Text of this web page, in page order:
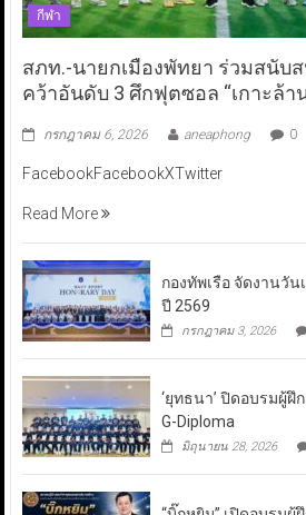
กีฬา
สภท.-นายกเมืองพัทยา ร่วมสนับ
คว้าอันดับ 3 ศึกฟุตซอล “เกาะล้า
กรกฎาคม 6, 2026 aneaphong 0
FacebookFacebookXTwitter
Read More
กองทัพเรือ จัดงานวั
ปี 2569
กรกฎาคม 3, 2026
‘ยุทธนา’ ปิดอบรมผู้
G-Diploma
มิถุนายน 28, 2026